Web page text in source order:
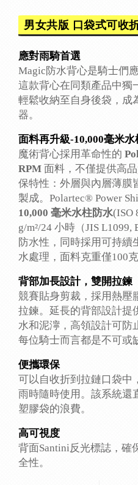
男女共版 口袋式可收
應對雨騎首選
Magic防水背心是騎士們
這款背心在同類產品中獨
輕鬆收納至自身後袋，成
器。
面料再升級-10,000毫米水
魔術背心採用革命性的
RPM 面料，不僅提供高
保特性：外層與內層薄膜
製成。Polartec® Power
10,000 毫米水柱防水(ISO
g/m²/24 小時（JIS
防水性，同時採用可持續
水處理，面料克重僅100克
背部加長設計，雙開拉鍊
競賽貼身剪裁，採用熱壓
拉鍊。延長的背部設計提
水和泥濘，高領設計可防
每位騎士而言都是不可或
便攜環保
可以自收折到拉鏈口袋中
雨時隨時使用。該系統還
塑膠袋的浪費。
高可視度
背面Santini反光標誌，確
全性。